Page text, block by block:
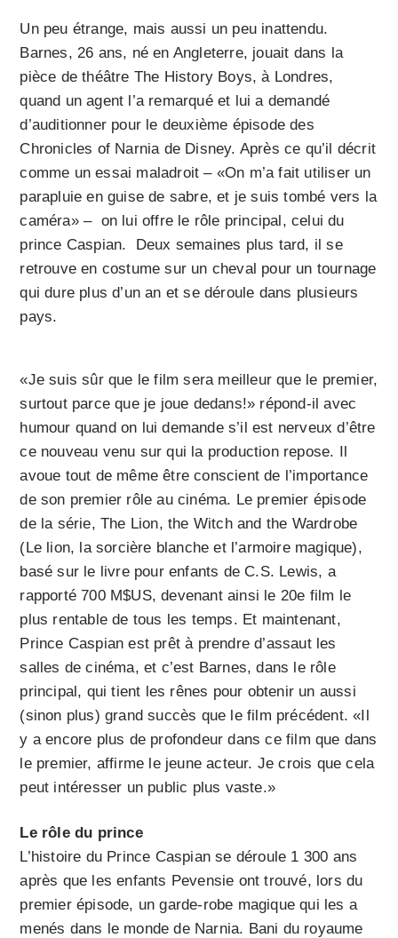
Un peu étrange, mais aussi un peu inattendu.
Barnes, 26 ans, né en Angleterre, jouait dans la
pièce de théâtre The History Boys, à Londres,
quand un agent l’a remarqué et lui a demandé
d’auditionner pour le deuxième épisode des
Chronicles of Narnia de Disney. Après ce qu’il décrit
comme un essai maladroit – «On m’a fait utiliser un
parapluie en guise de sabre, et je suis tombé vers la
caméra» – on lui offre le rôle principal, celui du
prince Caspian. Deux semaines plus tard, il se
retrouve en costume sur un cheval pour un tournage
qui dure plus d’un an et se déroule dans plusieurs
pays.
«Je suis sûr que le film sera meilleur que le premier,
surtout parce que je joue dedans!» répond-il avec
humour quand on lui demande s’il est nerveux d’être
ce nouveau venu sur qui la production repose. Il
avoue tout de même être conscient de l’importance
de son premier rôle au cinéma. Le premier épisode
de la série, The Lion, the Witch and the Wardrobe
(Le lion, la sorcière blanche et l’armoire magique),
basé sur le livre pour enfants de C.S. Lewis, a
rapporté 700 M$US, devenant ainsi le 20e film le
plus rentable de tous les temps. Et maintenant,
Prince Caspian est prêt à prendre d’assaut les
salles de cinéma, et c’est Barnes, dans le rôle
principal, qui tient les rênes pour obtenir un aussi
(sinon plus) grand succès que le film précédent. «Il
y a encore plus de profondeur dans ce film que dans
le premier, affirme le jeune acteur. Je crois que cela
peut intéresser un public plus vaste.»
Le rôle du prince
L’histoire du Prince Caspian se déroule 1 300 ans
après que les enfants Pevensie ont trouvé, lors du
premier épisode, un garde-robe magique qui les a
menés dans le monde de Narnia. Bani du royaume